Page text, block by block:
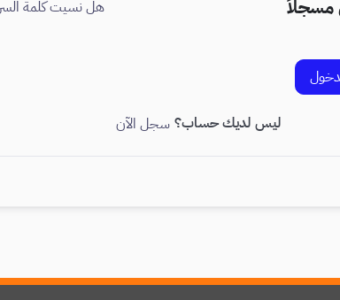
مسجلاً هل نسيت كلمة
ليس لديك حساب؟ سجل الآن